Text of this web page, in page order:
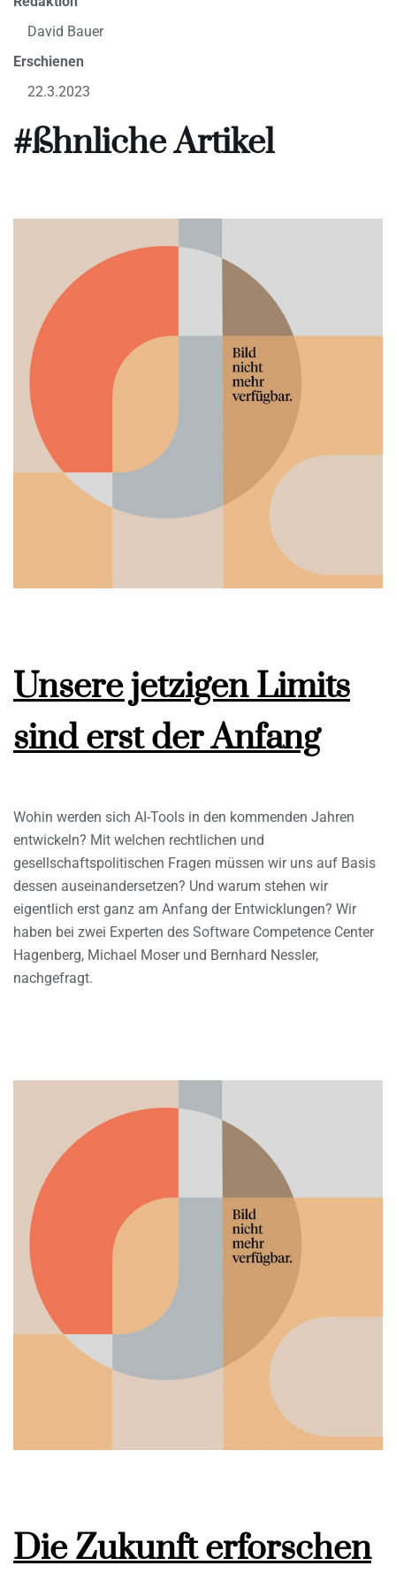
David Bauer
Erschienen
22.3.2023
#ßhnliche Artikel
Unsere jetzigen Limits
sind erst der Anfang
Wohin werden sich AI-Tools in den kommenden Jahren
entwickeln? Mit welchen rechtlichen und
gesellschaftspolitischen Fragen müssen wir uns auf Basis
dessen auseinandersetzen? Und warum stehen wir
eigentlich erst ganz am Anfang der Entwicklungen? Wir
haben bei zwei Experten des Software Competence Center
Hagenberg, Michael Moser und Bernhard Nessler,
nachgefragt.
Die Zukunft erforschen